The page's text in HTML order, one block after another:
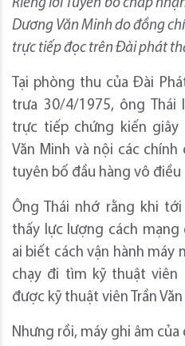
Riêng lời Tuyên bố chấp
Dương Văn Minh do đồng
trực tiếp đọc trên Đài phát
Tại phòng thu của Đài
trưa 30/4/1975, ông
trực tiếp chứng kiến giây
Văn Minh và nội các
tuyên bố đầu hàng vô điều
Ông Thái nhớ rằng khi
thấy lực lượng cách
ai biết cách vận hành máy
chạy đi tìm kỹ thuật viên
được kỹ thuật viên Trần Văn
Nhưng rồi, máy ghi âm